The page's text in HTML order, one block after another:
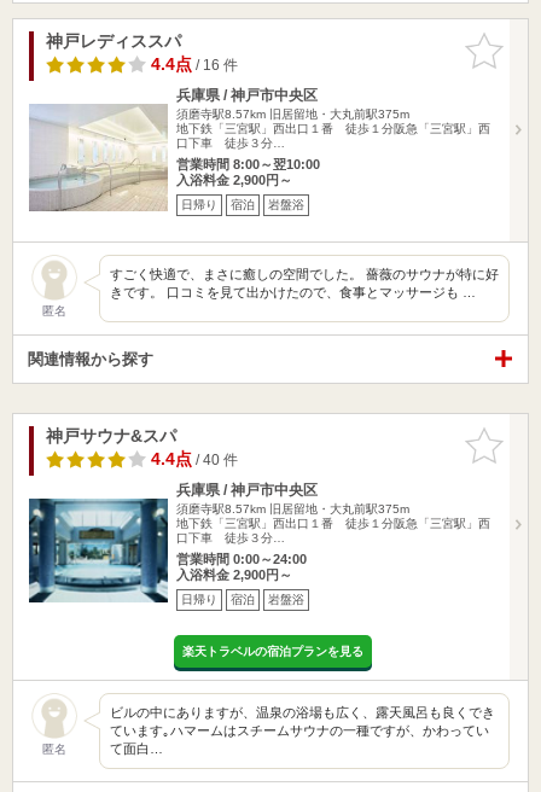
お気に入
りに追加
神戸レディススパ
4.4点/ 16 件
兵庫県 / 神戸市中央区
須磨寺駅8.57km
旧居留地・大丸前駅375m
地下鉄「三宮駅」西出口１番 徒歩１分阪急「三宮駅」西
口下車 徒歩３分…
営業時間 8:00～翌10:00
入浴料金 2,900円～
日帰り 宿泊 岩盤浴
匿名
すごく快適で、まさに癒しの空間でした。 薔薇のサウナが特に好
きです。 口コミを見て出かけたので、食事とマッサージも …
関連情報から探す
お気に入
りに追加
神戸サウナ&スパ
4.4点/ 40 件
兵庫県 / 神戸市中央区
須磨寺駅8.57km
旧居留地・大丸前駅375m
地下鉄「三宮駅」西出口１番 徒歩１分阪急「三宮駅」西
口下車 徒歩３分…
営業時間 0:00～24:00
入浴料金 2,900円～
日帰り 宿泊 岩盤浴
楽天トラベルの宿泊プランを見る
匿名
ビルの中にありますが、温泉の浴場も広く、露天風呂も良くでき
ています｡ハマームはスチームサウナの一種ですが、かわってい
て面白…